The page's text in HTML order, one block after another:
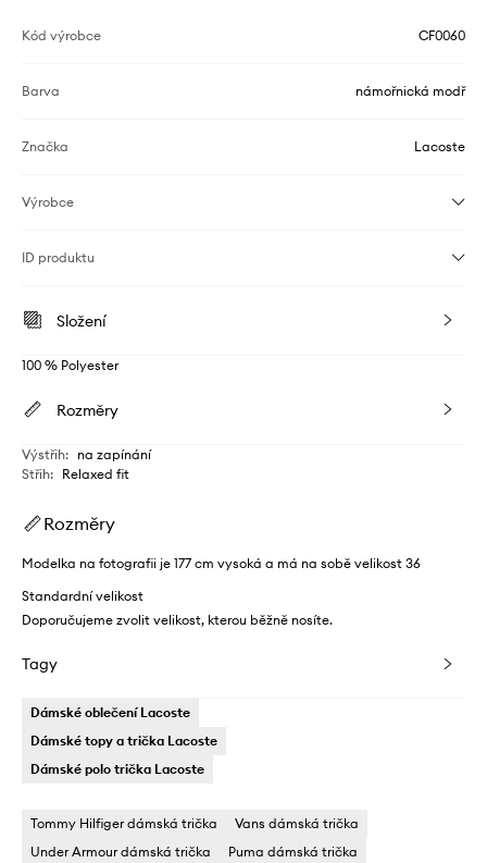
Kód výrobce CF0060
Barva námořnická modř
Značka Lacoste
Výrobce
ID produktu
Složení
100 % Polyester
Rozměry
Výstřih: na zapínání
Střih: Relaxed fit
Rozměry
Modelka na fotografii je 177 cm vysoká a má na sobě velikost 36
Standardní velikost
Doporučujeme zvolit velikost, kterou běžně nosíte.
Tagy
Dámské oblečení Lacoste
Dámské topy a trička Lacoste
Dámské polo trička Lacoste
Tommy Hilfiger dámská trička
Vans dámská trička
Under Armour dámská trička
Puma dámská trička